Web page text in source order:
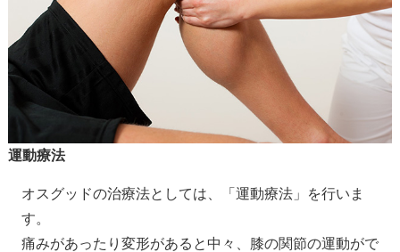
運動療法
オスグッドの治療法としては、「運動療法」を行いま
す。
痛みがあったり変形があると中々、膝の関節の運動がで